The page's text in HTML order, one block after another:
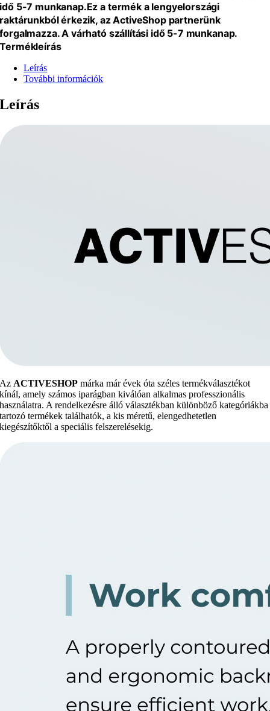
idő 5-7 munkanap.Ez a termék a lengyelországi
raktárunkból érkezik, az ActiveShop partnerünk
forgalmazza. A várható szállítási idő 5-7 munkanap.
Termékleírás
Leírás
További információk
Leírás
Az ACTIVESHOP márka már évek óta széles termékválasztékot
kínál, amely számos iparágban kiválóan alkalmas professzionális
használatra. A rendelkezésre álló választékban különböző kategóriákba
tartozó termékek találhatók, a kis méretű, elengedhetetlen
kiegészítőktől a speciális felszerelésekig.